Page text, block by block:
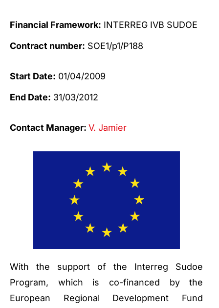
Financial Framework: INTERREG IVB SUDOE
Contract number: SOE1/p1/P188
Start Date: 01/04/2009
End Date: 31/03/2012
Contact Manager: V. Jamier
With the support of the Interreg Sudoe
Program, which is co-financed by the
European Regional Development Fund